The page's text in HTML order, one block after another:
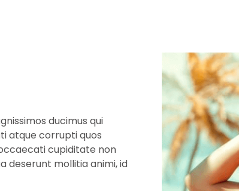
ducimus qui
atque corrupti quos
cupiditate non
deserunt mollitia animi, id